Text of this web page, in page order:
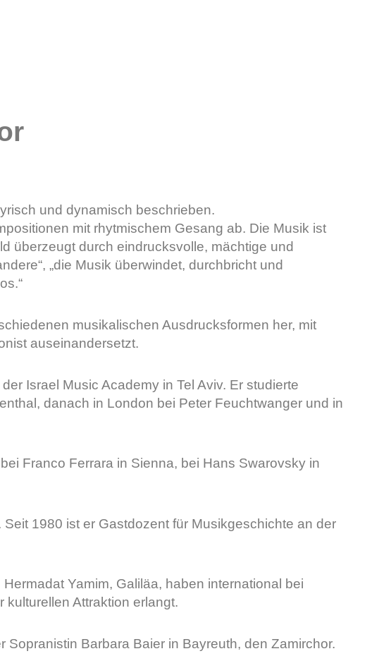
und dynamisch beschrieben.
mit rhytmischem Gesang ab. Die Musik ist
überzeugt durch eindrucksvolle, mächtige und
„die Musik überwindet, durchbricht und
musikalischen Ausdrucksformen her, mit
auseinandersetzt.
Israel Music Academy in Tel Aviv. Er studierte
danach in London bei Peter Feuchtwanger und in
Franco Ferrara in Sienna, bei Hans Swarovsky in
1980 ist er Gastdozent für Musikgeschichte an der
Yamim, Galiläa, haben international bei
Attraktion erlangt.
Barbara Baier in Bayreuth, den Zamirchor.